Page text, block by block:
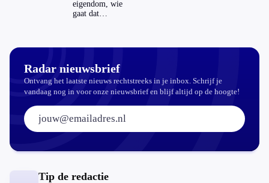
eigendom, wie
gaat dat
Radar nieuwsbrief
Ontvang het laatste nieuws rechtstreeks in je inbox. Schrijf je
vandaag nog in voor onze nieuwsbrief en blijf altijd op de hoogte!
E-mailadres:
Tip de redactie